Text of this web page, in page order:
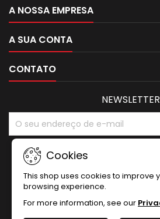
A NOSSA EMPRESA
A SUA CONTA
CONTATO
Cookies
This shop uses cookies to improve
browsing experience.
For more information, see our
NEWSLETTER